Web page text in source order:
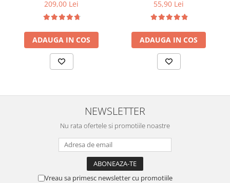
209,00 Lei
ADAUGA IN COS
55,90 Lei
ADAUGA IN COS
NEWSLETTER
Nu rata ofertele si promotiile noastre
Vreau sa primesc newsletter cu promotiile